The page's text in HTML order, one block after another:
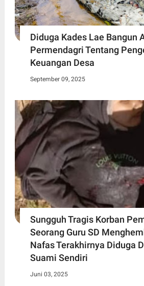
Diduga Kades Lae Bangun
Permendagri Tentang
Keuangan Desa
September 09, 2025
Sungguh Tragis Korban
Seorang Guru SD
Nafas Terakhirnya Diduga
Suami Sendiri
Juni 03, 2025